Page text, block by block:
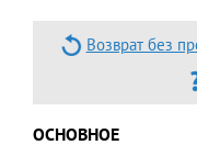
Возврат без
ОСНОВНОЕ